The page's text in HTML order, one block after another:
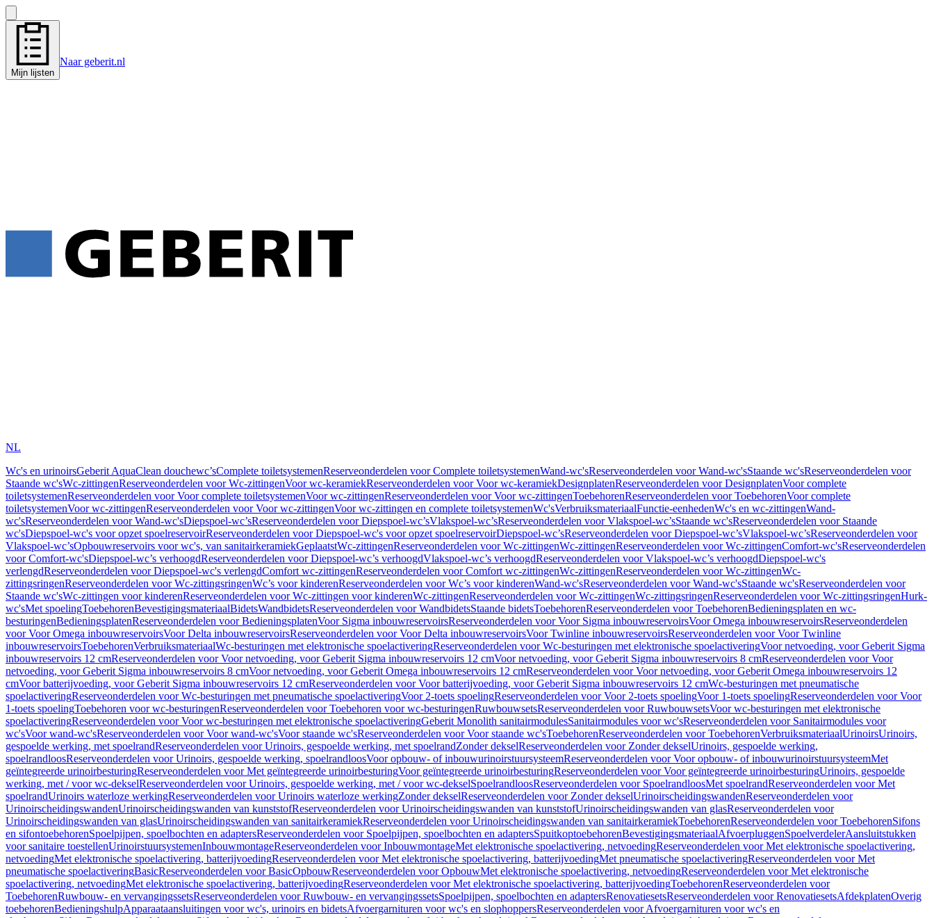
Mijn lijsten
Naar geberit.nl
NL
Wc's en urinoirsGeberit AquaClean douchewc’sComplete toiletsystemenReserveonderdelen voor Complete toiletsystemenWand-wc'sReserveonderdelen voor Wand-wc'sStaande wc'sReserveonderdelen voor
Staande wc'sWc-zittingenReserveonderdelen voor Wc-zittingenVoor wc-keramiekReserveonderdelen voor Voor wc-keramiekDesignplatenReserveonderdelen voor DesignplatenVoor complete
toiletsystemenReserveonderdelen voor Voor complete toiletsystemenVoor wc-zittingenReserveonderdelen voor Voor wc-zittingenToebehorenReserveonderdelen voor ToebehorenVoor complete
toiletsystemenVoor wc-zittingenReserveonderdelen voor Voor wc-zittingenVoor wc-zittingen en complete toiletsystemenWc'sVerbruiksmateriaalFunctie-eenhedenWc's en wc-zittingenWand-
wc'sReserveonderdelen voor Wand-wc'sDiepspoel-wc’sReserveonderdelen voor Diepspoel-wc’sVlakspoel-wc’sReserveonderdelen voor Vlakspoel-wc’sStaande wc'sReserveonderdelen voor Staande
wc'sDiepspoel-wc's voor opzet spoelreservoirReserveonderdelen voor Diepspoel-wc's voor opzet spoelreservoirDiepspoel-wc’sReserveonderdelen voor Diepspoel-wc’sVlakspoel-wc’sReserveonderdelen voor
Vlakspoel-wc’sOpbouwreservoirs voor wc's, van sanitairkeramiekGeplaatstWc-zittingenReserveonderdelen voor Wc-zittingenWc-zittingenReserveonderdelen voor Wc-zittingenComfort-wc'sReserveonderdelen
voor Comfort-wc'sDiepspoel-wc’s verhoogdReserveonderdelen voor Diepspoel-wc’s verhoogdVlakspoel-wc’s verhoogdReserveonderdelen voor Vlakspoel-wc’s verhoogdDiepspoel-wc's
verlengdReserveonderdelen voor Diepspoel-wc's verlengdComfort wc-zittingenReserveonderdelen voor Comfort wc-zittingenWc-zittingenReserveonderdelen voor Wc-zittingenWc-
zittingsringenReserveonderdelen voor Wc-zittingsringenWc’s voor kinderenReserveonderdelen voor Wc’s voor kinderenWand-wc'sReserveonderdelen voor Wand-wc'sStaande wc'sReserveonderdelen voor
Staande wc'sWc-zittingen voor kinderenReserveonderdelen voor Wc-zittingen voor kinderenWc-zittingenReserveonderdelen voor Wc-zittingenWc-zittingsringenReserveonderdelen voor Wc-zittingsringenHurk-
wc'sMet spoelingToebehorenBevestigingsmateriaalBidetsWandbidetsReserveonderdelen voor WandbidetsStaande bidetsToebehorenReserveonderdelen voor ToebehorenBedieningsplaten en wc-
besturingenBedieningsplatenReserveonderdelen voor BedieningsplatenVoor Sigma inbouwreservoirsReserveonderdelen voor Voor Sigma inbouwreservoirsVoor Omega inbouwreservoirsReserveonderdelen
voor Voor Omega inbouwreservoirsVoor Delta inbouwreservoirsReserveonderdelen voor Voor Delta inbouwreservoirsVoor Twinline inbouwreservoirsReserveonderdelen voor Voor Twinline
inbouwreservoirsToebehorenVerbruiksmateriaalWc-besturingen met elektronische spoelactiveringReserveonderdelen voor Wc-besturingen met elektronische spoelactiveringVoor netvoeding, voor Geberit Sigma
inbouwreservoirs 12 cmReserveonderdelen voor Voor netvoeding, voor Geberit Sigma inbouwreservoirs 12 cmVoor netvoeding, voor Geberit Sigma inbouwreservoirs 8 cmReserveonderdelen voor Voor
netvoeding, voor Geberit Sigma inbouwreservoirs 8 cmVoor netvoeding, voor Geberit Omega inbouwreservoirs 12 cmReserveonderdelen voor Voor netvoeding, voor Geberit Omega inbouwreservoirs 12
cmVoor batterijvoeding, voor Geberit Sigma inbouwreservoirs 12 cmReserveonderdelen voor Voor batterijvoeding, voor Geberit Sigma inbouwreservoirs 12 cmWc-besturingen met pneumatische
spoelactiveringReserveonderdelen voor Wc-besturingen met pneumatische spoelactiveringVoor 2-toets spoelingReserveonderdelen voor Voor 2-toets spoelingVoor 1-toets spoelingReserveonderdelen voor Voor
1-toets spoelingToebehoren voor wc-besturingenReserveonderdelen voor Toebehoren voor wc-besturingenRuwbouwsetsReserveonderdelen voor RuwbouwsetsVoor wc-besturingen met elektronische
spoelactiveringReserveonderdelen voor Voor wc-besturingen met elektronische spoelactiveringGeberit Monolith sanitairmodulesSanitairmodules voor wc'sReserveonderdelen voor Sanitairmodules voor
wc'sVoor wand-wc'sReserveonderdelen voor Voor wand-wc'sVoor staande wc'sReserveonderdelen voor Voor staande wc'sToebehorenReserveonderdelen voor ToebehorenVerbruiksmateriaalUrinoirsUrinoirs,
gespoelde werking, met spoelrandReserveonderdelen voor Urinoirs, gespoelde werking, met spoelrandZonder dekselReserveonderdelen voor Zonder dekselUrinoirs, gespoelde werking,
spoelrandloosReserveonderdelen voor Urinoirs, gespoelde werking, spoelrandloosVoor opbouw- of inbouwurinoirstuursysteemReserveonderdelen voor Voor opbouw- of inbouwurinoirstuursysteemMet
geïntegreerde urinoirbesturingReserveonderdelen voor Met geïntegreerde urinoirbesturingVoor geïntegreerde urinoirbesturingReserveonderdelen voor Voor geïntegreerde urinoirbesturingUrinoirs, gespoelde
werking, met / voor wc-dekselReserveonderdelen voor Urinoirs, gespoelde werking, met / voor wc-dekselSpoelrandloosReserveonderdelen voor SpoelrandloosMet spoelrandReserveonderdelen voor Met
spoelrandUrinoirs waterloze werkingReserveonderdelen voor Urinoirs waterloze werkingZonder dekselReserveonderdelen voor Zonder dekselUrinoirscheidingswandenReserveonderdelen voor
UrinoirscheidingswandenUrinoirscheidingswanden van kunststofReserveonderdelen voor Urinoirscheidingswanden van kunststofUrinoirscheidingswanden van glasReserveonderdelen voor
Urinoirscheidingswanden van glasUrinoirscheidingswanden van sanitairkeramiekReserveonderdelen voor Urinoirscheidingswanden van sanitairkeramiekToebehorenReserveonderdelen voor ToebehorenSifons
en sifontoebehorenSpoelpijpen, spoelbochten en adaptersReserveonderdelen voor Spoelpijpen, spoelbochten en adaptersSpuitkoptoebehorenBevestigingsmateriaalAfvoerpluggenSpoelverdelerAansluitstukken
voor sanitaire toestellenUrinoirstuursystemenInbouwmontageReserveonderdelen voor InbouwmontageMet elektronische spoelactivering, netvoedingReserveonderdelen voor Met elektronische spoelactivering,
netvoedingMet elektronische spoelactivering, batterijvoedingReserveonderdelen voor Met elektronische spoelactivering, batterijvoedingMet pneumatische spoelactiveringReserveonderdelen voor Met
pneumatische spoelactiveringBasicReserveonderdelen voor BasicOpbouwReserveonderdelen voor OpbouwMet elektronische spoelactivering, netvoedingReserveonderdelen voor Met elektronische
spoelactivering, netvoedingMet elektronische spoelactivering, batterijvoedingReserveonderdelen voor Met elektronische spoelactivering, batterijvoedingToebehorenReserveonderdelen voor
ToebehorenRuwbouw- en vervangingssetsReserveonderdelen voor Ruwbouw- en vervangingssetsSpoelpijpen, spoelbochten en adaptersRenovatiesetsReserveonderdelen voor RenovatiesetsAfdekplatenOverig
toebehorenBedieningshulpApparaataansluitingen voor wc's, urinoirs en bidetsAfvoergarnituren voor wc's en slophoppersReserveonderdelen voor Afvoergarnituren voor wc's en